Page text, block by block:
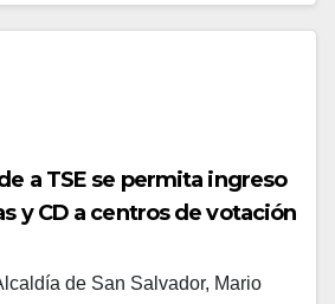
a TSE se permita ingreso
y CD a centros de votación
de San Salvador, Mario